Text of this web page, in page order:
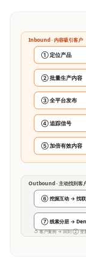
Inbound · 内容吸引客户
① 定位产品
② 批量生产内容
③ 全平台发布
④ 追踪信号
⑤ 加倍有效内容
Outbound · 主动找到客
⑥ 挖掘互动 → 找
⑦ 线索分层 →
↺ 客户案例 → 回到 ② 变